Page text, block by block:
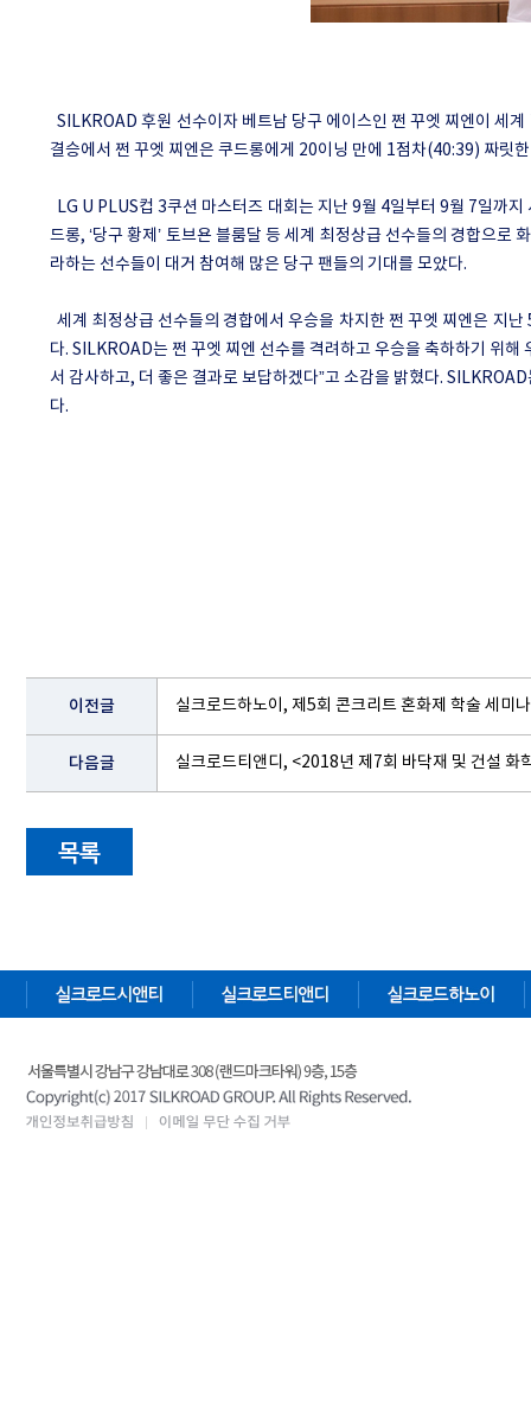
SILKROAD후원 선수이자 베트남 당구 에이스인 쩐 꾸엣 찌엔이 세계
결승에서 쩐 꾸엣 찌엔은 쿠드롱에게 20이닝 만에 1점차(40:39) 짜릿
LG U PLUS컵 3쿠션 마스터즈 대회는 지난 9월 4일부터 9월 7일까지
드롱, ‘당구 황제’ 토브욘 블룸달 등 세계 최정상급 선수들의 경합으로
라하는 선수들이 대거 참여해 많은 당구 팬들의 기대를 모았다.
세계 최정상급 선수들의 경합에서 우승을 차지한 쩐 꾸엣 찌엔은 지난
다. SILKROAD는 쩐 꾸엣 찌엔 선수를 격려하고 우승을 축하하기 위해
서 감사하고, 더 좋은 결과로 보답하겠다”고 소감을 밝혔다. SILKROAD
다.
이전글 실크로드하노이, 제5회 콘크리트 혼화제 학술 세미
다음글 실크로드티앤디, <2018년 제7회 바닥재 및 건설 화